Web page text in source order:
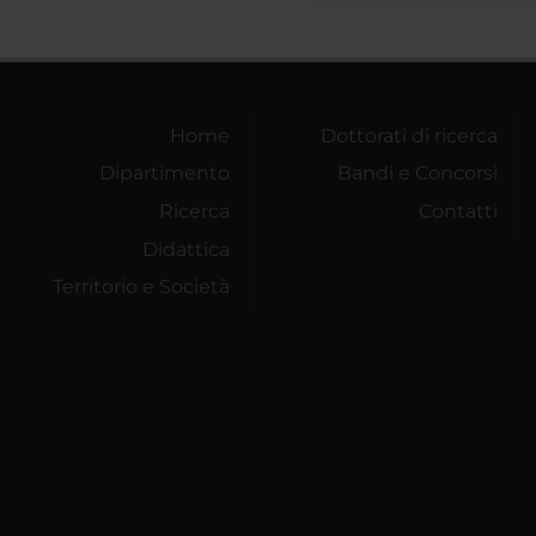
Home
Dipartimento
Ricerca
Didattica
Territorio e Società
Dottorati di ricerca
Bandi e Concorsi
Contatti